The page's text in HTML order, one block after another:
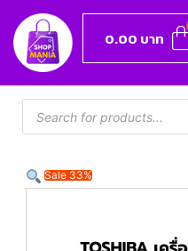
0.00 บาท
Sale 33%